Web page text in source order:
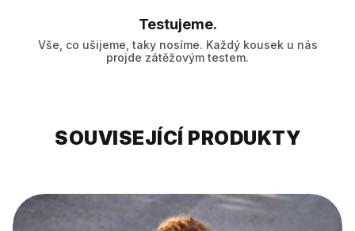
Testujeme.
Vše, co ušijeme, taky nosíme. Každý kousek u nás
projde zátěžovým testem.
SOUVISEJÍCÍ PRODUKTY